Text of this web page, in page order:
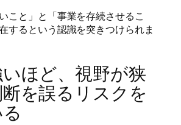
こと」と「事業を存続させるこ
するという認識を突きつけられま
ほど、視野が狭
を誤るリスクを